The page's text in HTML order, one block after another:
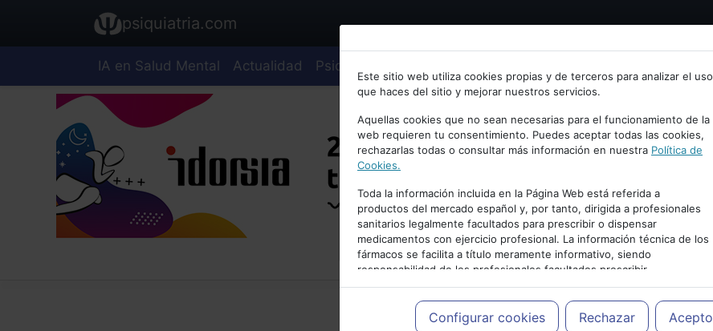
Bienvenid@ a psiquiatria.com
Escribe tu Email
Accede o regístrate con tu email.
Cancelar
psiquiatria.com
IA en Salud Mental Actualidad Psiquiatría
Este sitio web utiliza cookies propias y de terceros para analizar el uso
que haces del sitio y mejorar nuestros servicios.
Aquellas cookies que no sean necesarias para el funcionamiento de la
web requieren tu consentimiento. Puedes aceptar todas las cookies,
rechazarlas todas o consultar más información en nuestra Política de
Cookies.
Toda la información incluida en la Página Web está referida a
productos del mercado español y, por tanto, dirigida a profesionales
sanitarios legalmente facultados para prescribir o dispensar
medicamentos con ejercicio profesional. La información técnica de los
fármacos se facilita a título meramente informativo, siendo
responsabilidad de los profesionales facultados prescribir
medicamentos y decidir, en cada caso concreto, el tratamiento más
adecuado a las necesidades del paciente.
Configurar cookies Rechazar Acepto
PUBLICIDAD